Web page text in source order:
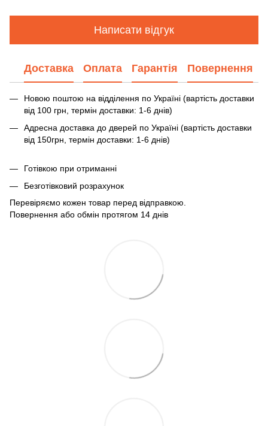
Написати відгук
Доставка Оплата Гарантія Повернення
Новою поштою на відділення по Україні (вартість доставки
від 100 грн, термін доставки: 1-6 днів)
Адресна доставка до дверей по Україні (вартість доставки
від 150грн, термін доставки: 1-6 днів)
Готівкою при отриманні
Безготівковий розрахунок
Перевіряємо кожен товар перед відправкою.
Повернення або обмін протягом 14 днів